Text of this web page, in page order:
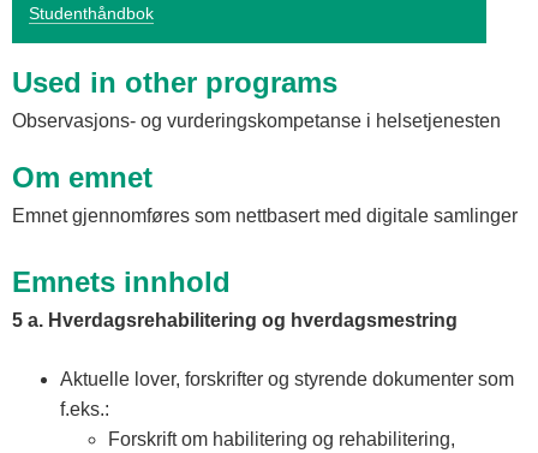
Studenthåndbok
Used in other programs
Observasjons- og vurderingskompetanse i helsetjenesten
Om emnet
Emnet gjennomføres som nettbasert med digitale samlinger
Emnets innhold
5 a. Hverdagsrehabilitering og hverdagsmestring
Aktuelle lover, forskrifter og styrende dokumenter som
f.eks.:
Forskrift om habilitering og rehabilitering,